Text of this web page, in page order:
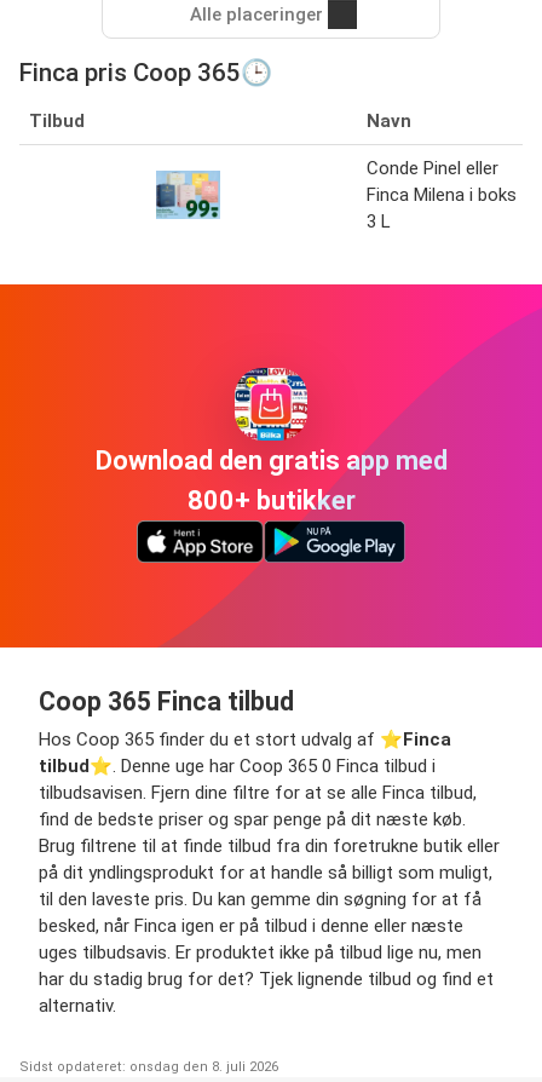
Alle placeringer
Finca pris Coop 365🕒
Tilbud Navn
Conde Pinel eller
Finca Milena i boks
3 L
Download den gratis app med
800+ butikker
Coop 365 Finca tilbud
Hos Coop 365 finder du et stort udvalg af ⭐️Finca
tilbud⭐️. Denne uge har Coop 365 0 Finca tilbud i
tilbudsavisen. Fjern dine filtre for at se alle Finca tilbud,
find de bedste priser og spar penge på dit næste køb.
Brug filtrene til at finde tilbud fra din foretrukne butik eller
på dit yndlingsprodukt for at handle så billigt som muligt,
til den laveste pris. Du kan gemme din søgning for at få
besked, når Finca igen er på tilbud i denne eller næste
uges tilbudsavis. Er produktet ikke på tilbud lige nu, men
har du stadig brug for det? Tjek lignende tilbud og find et
alternativ.
Sidst opdateret: onsdag den 8. juli 2026